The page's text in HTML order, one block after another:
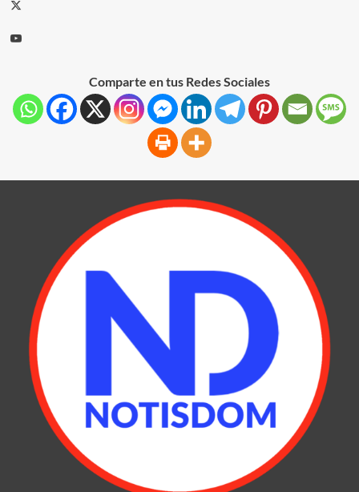
Comparte en tus Redes Sociales